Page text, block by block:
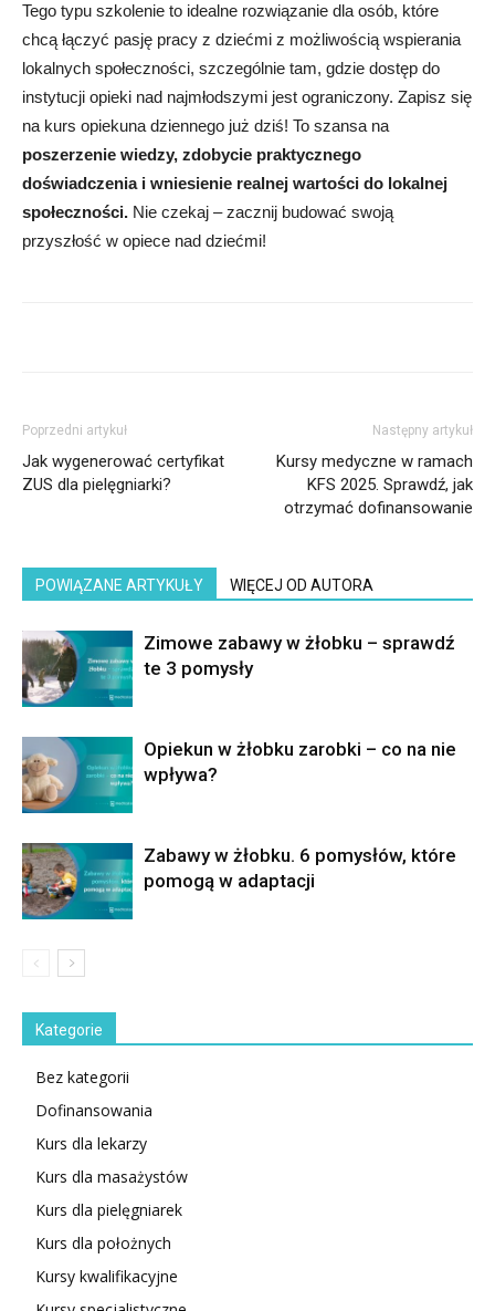
Tego typu szkolenie to idealne rozwiązanie dla osób, które
chcą łączyć pasję pracy z dziećmi z możliwością wspierania
lokalnych społeczności, szczególnie tam, gdzie dostęp do
instytucji opieki nad najmłodszymi jest ograniczony. Zapisz się
na kurs opiekuna dziennego już dziś! To szansa na
poszerzenie wiedzy, zdobycie praktycznego
doświadczenia i wniesienie realnej wartości do lokalnej
społeczności. Nie czekaj – zacznij budować swoją
przyszłość w opiece nad dziećmi!
Poprzedni artykuł
Jak wygenerować certyfikat
ZUS dla pielęgniarki?
Następny artykuł
Kursy medyczne w ramach
KFS 2025. Sprawdź, jak
otrzymać dofinansowanie
POWIĄZANE ARTYKUŁY WIĘCEJ OD AUTORA
Zimowe zabawy w żłobku – sprawdź
te 3 pomysły
Opiekun w żłobku zarobki – co na nie
wpływa?
Zabawy w żłobku. 6 pomysłów, które
pomogą w adaptacji
Kategorie
Bez kategorii
Dofinansowania
Kurs dla lekarzy
Kurs dla masażystów
Kurs dla pielęgniarek
Kurs dla położnych
Kursy kwalifikacyjne